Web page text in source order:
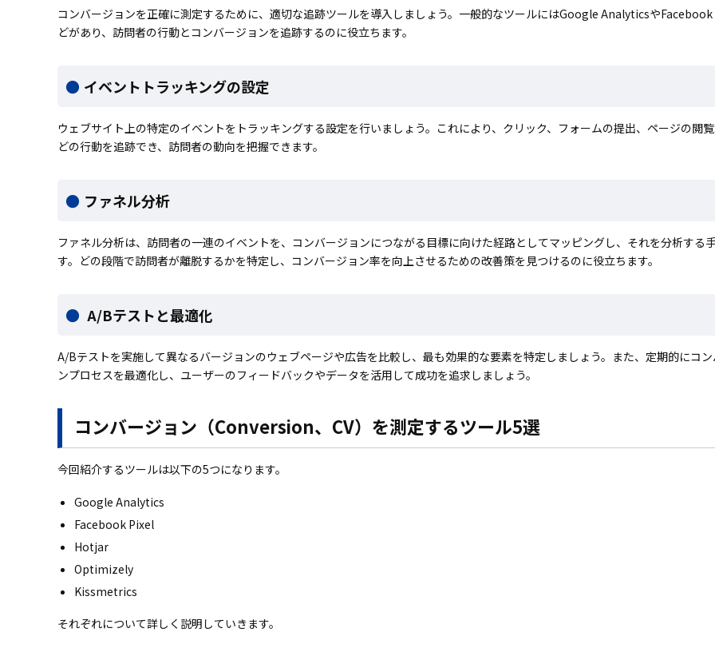
コンバージョンを正確に測定するために、適切な追跡ツールを導入しましょう。一般的なツールにはGoogle Analyticsや
どがあり、訪問者の行動とコンバージョンを追跡するのに役立ちます。
イベントトラッキングの設定
ウェブサイト上の特定のイベントをトラッキングする設定を行いましょう。これにより、クリック、フォームの提出、ページの閲
どの行動を追跡でき、訪問者の動向を把握できます。
ファネル分析
ファネル分析は、訪問者の一連のイベントを、コンバージョンにつながる目標に向けた経路としてマッピングし、それを分析する
す。どの段階で訪問者が離脱するかを特定し、コンバージョン率を向上させるための改善策を見つけるのに役立ちます。
A/Bテストと最適化
A/Bテストを実施して異なるバージョンのウェブページや広告を比較し、最も効果的な要素を特定しましょう。また、定期的にコ
ンプロセスを最適化し、ユーザーのフィードバックやデータを活用して成功を追求しましょう。
コンバージョン（Conversion、CV）を測定するツール5選
今回紹介するツールは以下の5つになります。
Google Analytics
Facebook Pixel
Hotjar
Optimizely
Kissmetrics
それぞれについて詳しく説明していきます。